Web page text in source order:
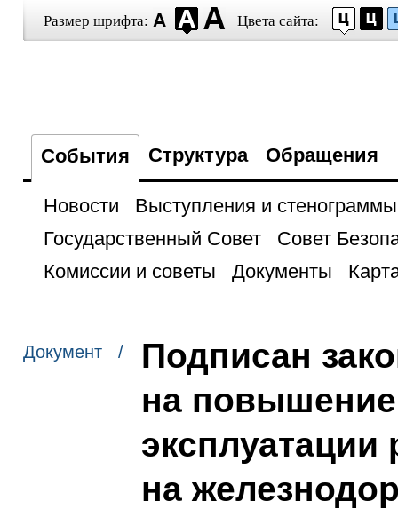
Размер шрифта: Цвета сайта:
События Структура Обращения
Новости
Выступления и стенограммы
Государственный Совет
Совет
Комиссии и советы
Документы
Документ /
Подписан
на повышение
на